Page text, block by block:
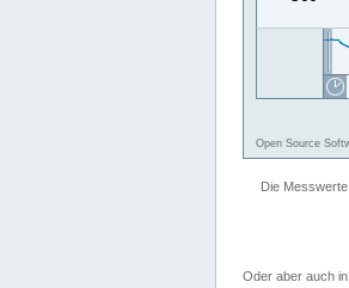
Oder aber auch in